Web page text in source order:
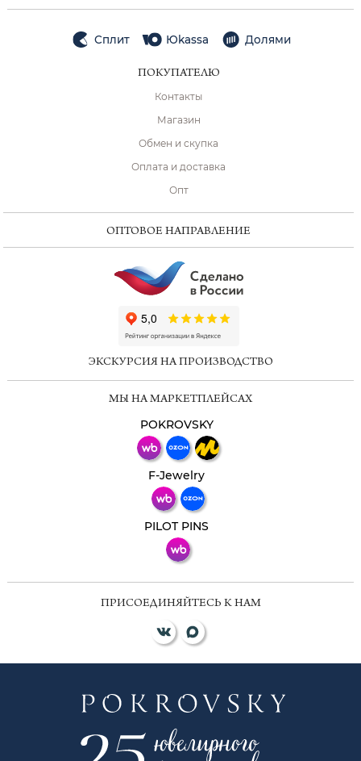
Сплит Юkassa Долями
ПОКУПАТЕЛЮ
Контакты
Магазин
Обмен и скупка
Оплата и доставка
Опт
ОПТОВОЕ НАПРАВЛЕНИЕ
ЭКСКУРСИЯ НА ПРОИЗВОДСТВО
МЫ НА МАРКЕТПЛЕЙСАХ
POKROVSKY
F-Jewelry
PILOT PINS
ПРИСОЕДИНЯЙТЕСЬ К НАМ